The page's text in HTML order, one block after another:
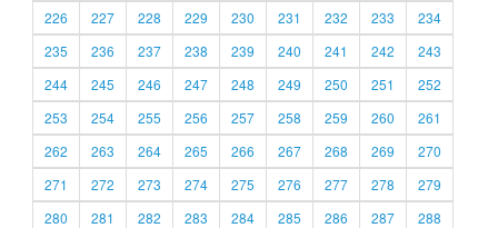
226
227 228 229 230 231 232 233
234
235
236 237 238 239 240 241 242
243
244
245 246 247 248 249 250 251
252
253
254 255 256 257 258 259 260
261
262
263 264 265 266 267 268 269
270
271
272 273 274 275 276 277 278
279
280
281 282 283 284 285 286 287
288